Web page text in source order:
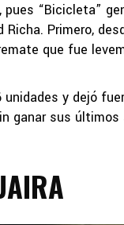
“Bicicleta”
Primero,
que fue
y dejó
ganar sus